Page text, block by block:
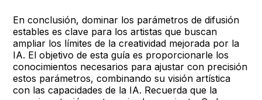
En conclusión, dominar los parámetros de difusión
estables es clave para los artistas que buscan
ampliar los límites de la creatividad mejorada por la
IA. El objetivo de esta guía es proporcionarle los
conocimientos necesarios para ajustar con precisión
estos parámetros, combinando su visión artística
con las capacidades de la IA. Recuerda que la